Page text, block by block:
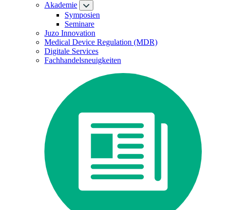
Akademie
Symposien
Seminare
Juzo Innovation
Medical Device Regulation (MDR)
Digitale Services
Fachhandelsneuigkeiten